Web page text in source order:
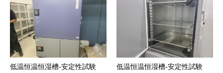
低温恒温恒湿槽-安定性試験
低温恒温恒湿槽-安定性試験